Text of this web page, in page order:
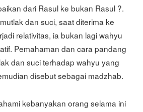
dari Rasul ke bukan Rasul ?.
dan suci, saat diterima ke
relativitas, ia bukan lagi wahyu
Pemahaman dan cara pandang
dan suci terhadap wahyu yang
disebut sebagai madzhab.
kebanyakan orang selama ini